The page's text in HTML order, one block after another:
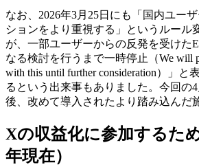
なお、2026年3月25日にも「国内ユー
ションをより重視する」というルール
が、一部ユーザーからの反発を受けた
なる検討を行うまで一時停止（We will
with this until further consideration）」と
るという出来事もありました。今回の
後、改めて導入されたより踏み込んだ
Xの収益化に参加するた
年現在）